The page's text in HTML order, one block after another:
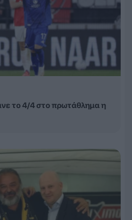
το 4/4 στο πρωτάθλημα η